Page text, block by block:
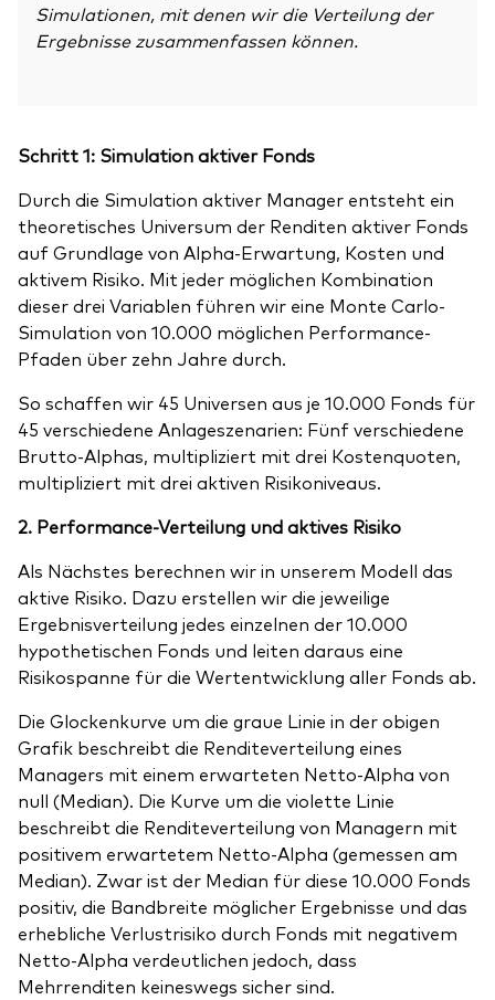
Simulationen, mit denen wir die Verteilung der
Ergebnisse zusammenfassen können.
Schritt 1: Simulation aktiver Fonds
Durch die Simulation aktiver Manager entsteht ein
theoretisches Universum der Renditen aktiver Fonds
auf Grundlage von Alpha-Erwartung, Kosten und
aktivem Risiko. Mit jeder möglichen Kombination
dieser drei Variablen führen wir eine Monte Carlo-
Simulation von 10.000 möglichen Performance-
Pfaden über zehn Jahre durch.
So schaffen wir 45 Universen aus je 10.000 Fonds für
45 verschiedene Anlageszenarien: Fünf verschiedene
Brutto-Alphas, multipliziert mit drei Kostenquoten,
multipliziert mit drei aktiven Risikoniveaus.
2. Performance-Verteilung und aktives Risiko
Als Nächstes berechnen wir in unserem Modell das
aktive Risiko. Dazu erstellen wir die jeweilige
Ergebnisverteilung jedes einzelnen der 10.000
hypothetischen Fonds und leiten daraus eine
Risikospanne für die Wertentwicklung aller Fonds ab.
Die Glockenkurve um die graue Linie in der obigen
Grafik beschreibt die Renditeverteilung eines
Managers mit einem erwarteten Netto-Alpha von
null (Median). Die Kurve um die violette Linie
beschreibt die Renditeverteilung von Managern mit
positivem erwartetem Netto-Alpha (gemessen am
Median). Zwar ist der Median für diese 10.000 Fonds
positiv, die Bandbreite möglicher Ergebnisse und das
erhebliche Verlustrisiko durch Fonds mit negativem
Netto-Alpha verdeutlichen jedoch, dass
Mehrrenditen keineswegs sicher sind.